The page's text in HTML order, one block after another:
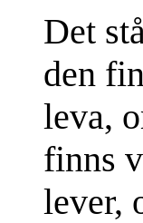
Det
den
leva,
finns
lever,